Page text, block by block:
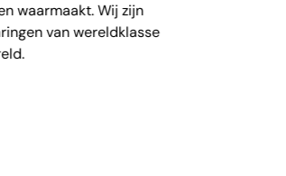
waarmaakt. Wij zijn
van wereldklasse